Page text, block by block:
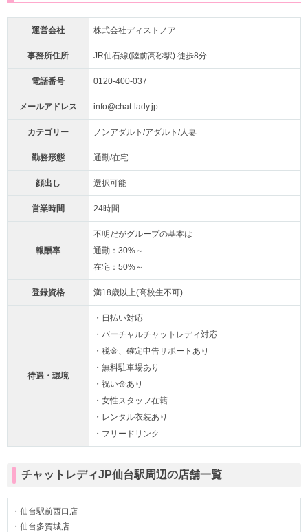
運営会社 株式会社ディストノア
事務所住所 JR仙石線(陸前高砂駅) 徒歩8分
電話番号 0120-400-037
メールアドレス info@chat-lady.jp
カテゴリー ノンアダルト/アダルト/人妻
勤務形態 通勤/在宅
顔出し 選択可能
営業時間 24時間
報酬率
不明だがグループの基本は
通勤：30%～
在宅：50%～
登録資格 満18歳以上(高校生不可)
待遇・環境
・日払い対応
・バーチャルチャットレディ対応
・税金、確定申告サポートあり
・無料駐車場あり
・祝い金あり
・女性スタッフ在籍
・レンタル衣装あり
・フリードリンク
チャットレディJP仙台駅周辺の店舗一覧
・仙台駅前西口店
・仙台多賀城店